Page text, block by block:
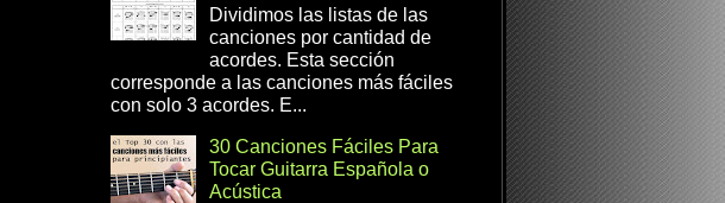
Dividimos las listas de las
canciones por cantidad de
acordes. Esta sección
corresponde a las canciones más fáciles
con solo 3 acordes. E...
30 Canciones Fáciles Para
Tocar Guitarra Española o
Acústica